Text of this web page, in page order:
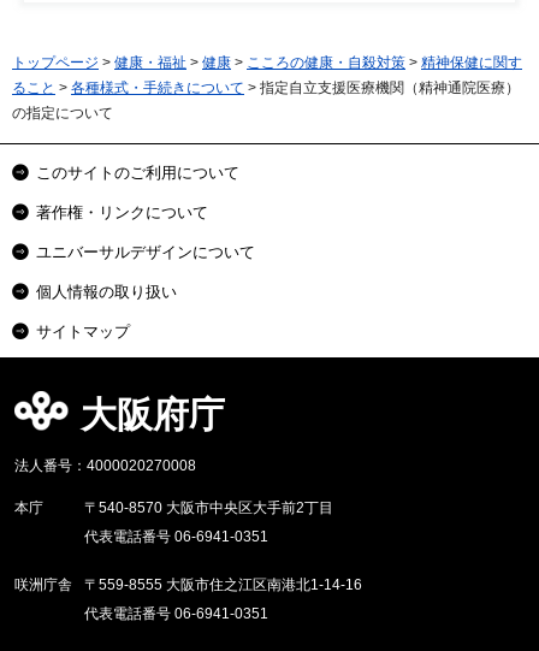
トップページ > 健康・福祉 > 健康 > こころの健康・自殺対策 > 精神保健に関す
ること > 各種様式・手続きについて > 指定自立支援医療機関（精神通院医療）
の指定について
このサイトのご利用について
著作権・リンクについて
ユニバーサルデザインについて
個人情報の取り扱い
サイトマップ
大阪府庁
法人番号：4000020270008
本庁
〒540-8570 大阪市中央区大手前2丁目
代表電話番号 06-6941-0351
咲洲庁舎
〒559-8555 大阪市住之江区南港北1-14-16
代表電話番号 06-6941-0351